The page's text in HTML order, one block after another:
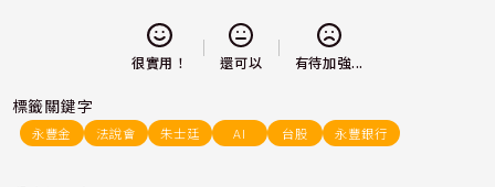
很實用！ 還可以 有待加強...
標籤關鍵字
永豐金 法說會 朱士廷 AI 台股 永豐銀行